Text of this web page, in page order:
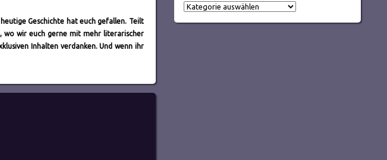
Geschichte hat euch gefallen. Teilt
wo wir euch gerne mit mehr literarischer
Inhalten verdanken. Und wenn ihr
Kategorien